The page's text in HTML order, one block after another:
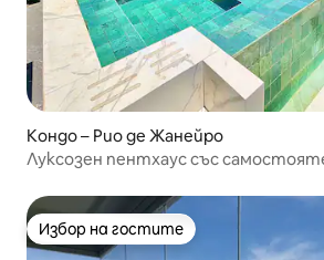
Кондо – Рио де Жанейро
Луксозен пентхаус със
Избор на гостите
Избор на гостите